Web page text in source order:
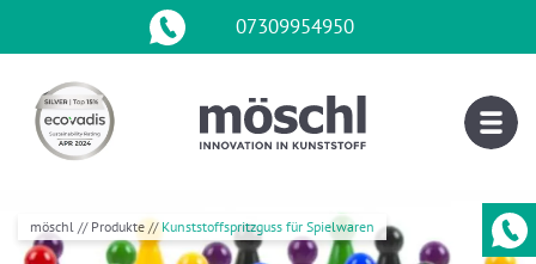
content
07309954950
möschl // Produkte //Kunststoffspritzguss für Spielwaren